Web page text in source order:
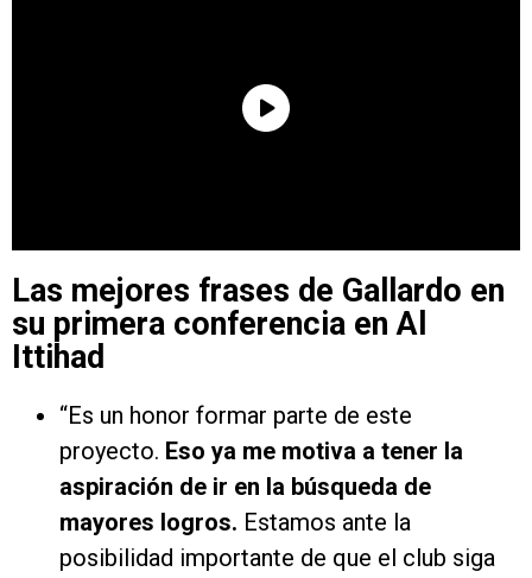
Las mejores frases de Gallardo en
su primera conferencia en Al
Ittihad
“Es un honor formar parte de este
proyecto. Eso ya me motiva a tener la
aspiración de ir en la búsqueda de
mayores logros. Estamos ante la
posibilidad importante de que el club siga